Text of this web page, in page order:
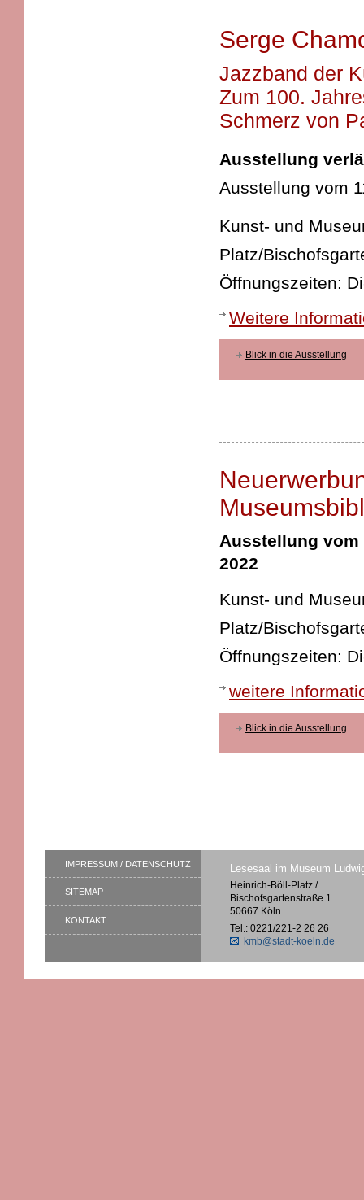
Serge
Jazzband der
Zum 100.
Schmerz von
Ausstellung
Ausstellung vom
Kunst- und
Platz/
Öffnungszeiten:
Weitere
Blick in die Ausstellung
Ausstellung vom
2022
Kunst- und
Platz/
Öffnungszeiten:
weitere
Blick in die Ausstellung
IMPRESSUM / DATENSCHUTZ
SITEMAP
KONTAKT
Lesesaal im Museum
Heinrich-Böll-Platz /
Bischofsgartenstraße 1
50667 Köln
Tel.: 0221/221-2 26 26
kmb@stadt-koeln.de